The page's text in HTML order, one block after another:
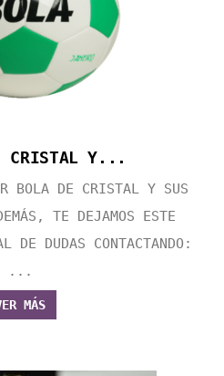
CRISTAL Y...
BOLA DE CRISTAL Y SUS
TE DEJAMOS ESTE
DE DUDAS CONTACTANDO:
...
MÁS